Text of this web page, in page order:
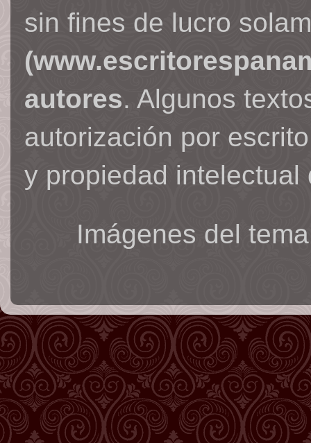
sin fines de lucro
autores. Algunos
autorización por
y propiedad intelectual
Imágenes del